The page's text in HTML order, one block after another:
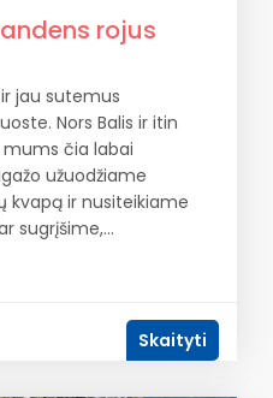
rojus
jau sutemus
Nors Balis ir itin
čia labai
užuodžiame
kvapą ir nusiteikiame
sugrįšime,…
Skaityti